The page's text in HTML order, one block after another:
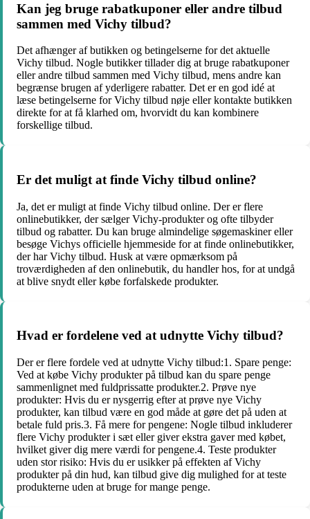
Kan jeg bruge rabatkuponer eller andre tilbud
sammen med Vichy tilbud?
Det afhænger af butikken og betingelserne for det aktuelle
Vichy tilbud. Nogle butikker tillader dig at bruge rabatkuponer
eller andre tilbud sammen med Vichy tilbud, mens andre kan
begrænse brugen af ​​yderligere rabatter. Det er en god idé at
læse betingelserne for Vichy tilbud nøje eller kontakte butikken
direkte for at få klarhed om, hvorvidt du kan kombinere
forskellige tilbud.
Er det muligt at finde Vichy tilbud online?
Ja, det er muligt at finde Vichy tilbud online. Der er flere
onlinebutikker, der sælger Vichy-produkter og ofte tilbyder
tilbud og rabatter. Du kan bruge almindelige søgemaskiner eller
besøge Vichys officielle hjemmeside for at finde onlinebutikker,
der har Vichy tilbud. Husk at være opmærksom på
troværdigheden af ​​den onlinebutik, du handler hos, for at undgå
at blive snydt eller købe forfalskede produkter.
Hvad er fordelene ved at udnytte Vichy tilbud?
Der er flere fordele ved at udnytte Vichy tilbud:1. Spare penge:
Ved at købe Vichy produkter på tilbud kan du spare penge
sammenlignet med fuldprissatte produkter.2. Prøve nye
produkter: Hvis du er nysgerrig efter at prøve nye Vichy
produkter, kan tilbud være en god måde at gøre det på uden at
betale fuld pris.3. Få mere for pengene: Nogle tilbud inkluderer
flere Vichy produkter i sæt eller giver ekstra gaver med købet,
hvilket giver dig mere værdi for pengene.4. Teste produkter
uden stor risiko: Hvis du er usikker på effekten af ​​Vichy
produkter på din hud, kan tilbud give dig mulighed for at teste
produkterne uden at bruge for mange penge.